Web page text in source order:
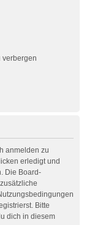
verbergen
anmelden zu
erledigt und
Die Board-
Bitte
dich in diesem